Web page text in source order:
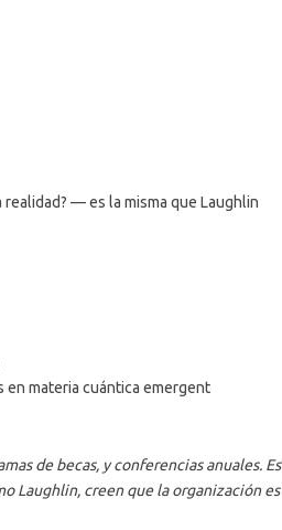
— es la misma que Laughlin
en materia cuántica emergent
de becas, y conferencias anuales. Es
Laughlin, creen que la organización es